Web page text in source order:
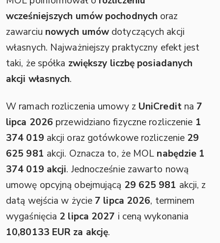
wcześniejszych umów pochodnych oraz
zawarciu nowych umów dotyczących akcji
własnych. Najważniejszy praktyczny efekt jest
taki, że spółka zwiększy liczbę posiadanych
akcji własnych.
W ramach rozliczenia umowy z UniCreditna 7
lipca 2026 przewidziano fizyczne rozliczenie 1
374 019 akcji oraz gotówkowe rozliczenie 29
625 981 akcji. Oznacza to, że MOL nabędzie 1
374 019 akcji. Jednocześnie zawarto nową
umowę opcyjną obejmującą 29 625 981 akcji, z
datą wejścia w życie 7 lipca 2026, terminem
wygaśnięcia 2 lipca 2027 i ceną wykonania
10,80133 EUR za akcję.